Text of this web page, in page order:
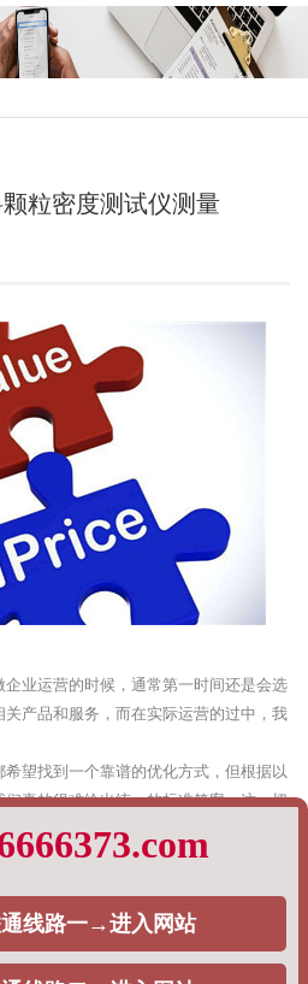
粒密度测试仪测量
业运营的时候，通常第一时间还是会选
产品和服务，而在实际运营的过中，我
望找到一个靠谱的优化方式，但根据以
真的很难给出统一的标准答案，这一切
，PageAdmin专业建站团队，将通过如
而言，对方实际上是不清楚快速排名策略
言，从目前来看，目前市面上大量的